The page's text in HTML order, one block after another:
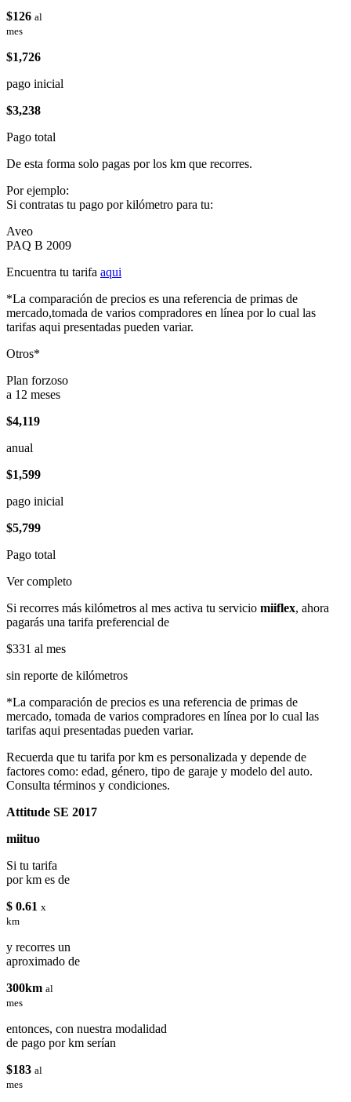
$126 al
mes
$1,726
pago inicial
$3,238
Pago total
De esta forma solo pagas por los km que recorres.
Por ejemplo:
Si contratas tu pago por kilómetro para tu:
Aveo
PAQ B 2009
Encuentra tu tarifa aqui
*La comparación de precios es una referencia de primas de
mercado,tomada de varios compradores en línea por lo cual las
tarifas aqui presentadas pueden variar.
Otros*
Plan forzoso
a 12 meses
$4,119
anual
$1,599
pago inicial
$5,799
Pago total
Ver completo
Si recorres más kilómetros al mes activa tu servicio miiflex, ahora
pagarás una tarifa preferencial de
$331 al mes
sin reporte de kilómetros
*La comparación de precios es una referencia de primas de
mercado, tomada de varios compradores en línea por lo cual las
tarifas aqui presentadas pueden variar.
Recuerda que tu tarifa por km es personalizada y depende de
factores como: edad, género, tipo de garaje y modelo del auto.
Consulta términos y condiciones.
Attitude SE 2017
miituo
Si tu tarifa
por km es de
$ 0.61 x
km
y recorres un
aproximado de
300km al
mes
entonces, con nuestra modalidad
de pago por km serían
$183 al
mes